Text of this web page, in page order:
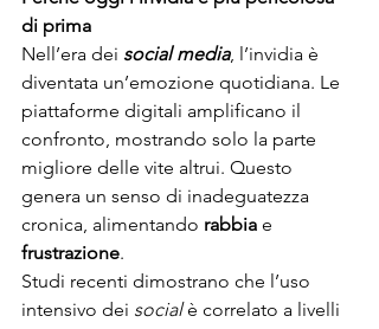
di prima
Nell’era dei social media, l’invidia è
diventata un’emozione quotidiana. Le
piattaforme digitali amplificano il
confronto, mostrando solo la parte
migliore delle vite altrui. Questo
genera un senso di inadeguatezza
cronica, alimentando rabbia e
frustrazione.
Studi recenti dimostrano che l’uso
intensivo dei social è correlato a livelli